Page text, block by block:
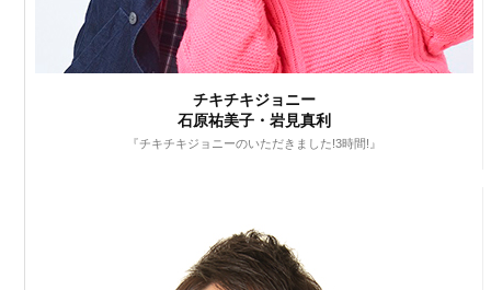
チキチキジョニー
石原祐美子・岩見真利
『チキチキジョニーのいただきました!3時間!』